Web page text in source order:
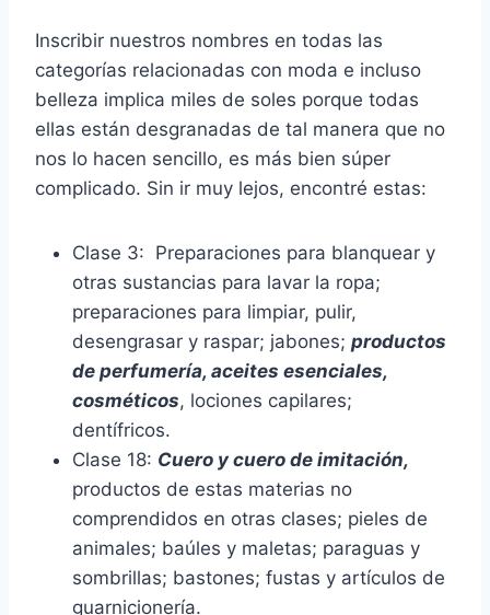
Inscribir nuestros nombres en todas las
categorías relacionadas con moda e incluso
belleza implica miles de soles porque todas
ellas están desgranadas de tal manera que no
nos lo hacen sencillo, es más bien súper
complicado. Sin ir muy lejos, encontré estas:
Clase 3: Preparaciones para blanquear y
otras sustancias para lavar la ropa;
preparaciones para limpiar, pulir,
desengrasar y raspar; jabones; productos
de perfumería, aceites esenciales,
cosméticos, lociones capilares;
dentífricos.
Clase 18: Cuero y cuero de imitación,
productos de estas materias no
comprendidos en otras clases; pieles de
animales; baúles y maletas; paraguas y
sombrillas; bastones; fustas y artículos de
guarnicionería.